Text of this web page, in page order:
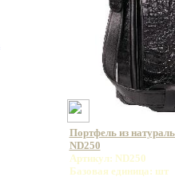
Портфель из
ND250
Артикул: ND250
Базовая единица: шт